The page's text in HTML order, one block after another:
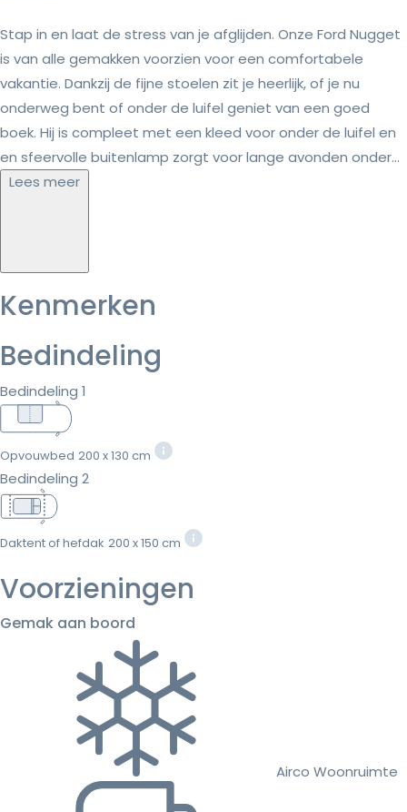
Stap in en laat de stress van je afglijden. Onze Ford Nugget
is van alle gemakken voorzien voor een comfortabele
vakantie. Dankzij de fijne stoelen zit je heerlijk, of je nu
onderweg bent of onder de luifel geniet van een goed
boek. Hij is compleet met een kleed voor onder de luifel en
en sfeervolle buitenlamp zorgt voor lange avonden onder...
Lees meer
Kenmerken
Bedindeling
Bedindeling 1
Opvouwbed 200 x 130 cm
Bedindeling 2
Daktent of hefdak 200 x 150 cm
Voorzieningen
Gemak aan boord
Airco Woonruimte